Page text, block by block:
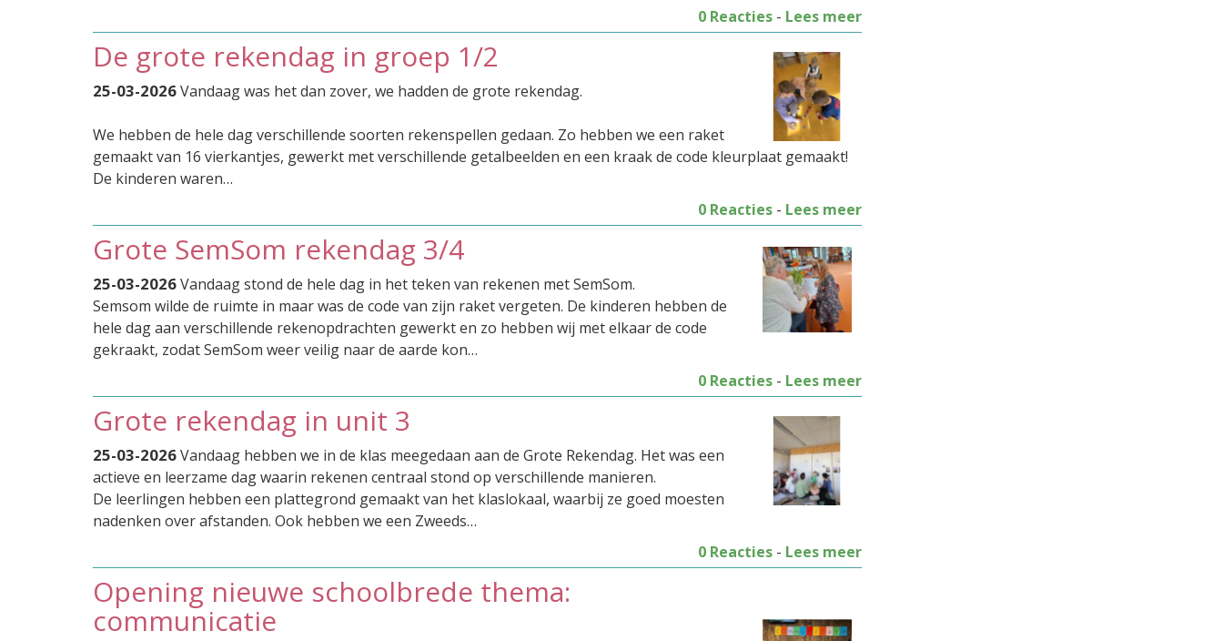
0 Reacties - Lees meer
De grote rekendag in groep 1/2
25-03-2026Vandaag was het dan zover, we hadden de grote rekendag.
We hebben de hele dag verschillende soorten rekenspellen gedaan. Zo hebben we een raket
gemaakt van 16 vierkantjes, gewerkt met verschillende getalbeelden en een kraak de code kleurplaat gemaakt!
De kinderen waren…
0 Reacties - Lees meer
Grote SemSom rekendag 3/4
25-03-2026Vandaag stond de hele dag in het teken van rekenen met SemSom.
Semsom wilde de ruimte in maar was de code van zijn raket vergeten. De kinderen hebben de
hele dag aan verschillende rekenopdrachten gewerkt en zo hebben wij met elkaar de code
gekraakt, zodat SemSom weer veilig naar de aarde kon…
0 Reacties - Lees meer
Grote rekendag in unit 3
25-03-2026Vandaag hebben we in de klas meegedaan aan de Grote Rekendag. Het was een
actieve en leerzame dag waarin rekenen centraal stond op verschillende manieren.
De leerlingen hebben een plattegrond gemaakt van het klaslokaal, waarbij ze goed moesten
nadenken over afstanden. Ook hebben we een Zweeds…
0 Reacties - Lees meer
Opening nieuwe schoolbrede thema:
communicatie